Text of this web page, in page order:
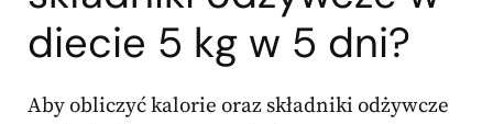
diecie 5 kg w 5 dni?
Aby obliczyć kalorie oraz składniki odżywcze